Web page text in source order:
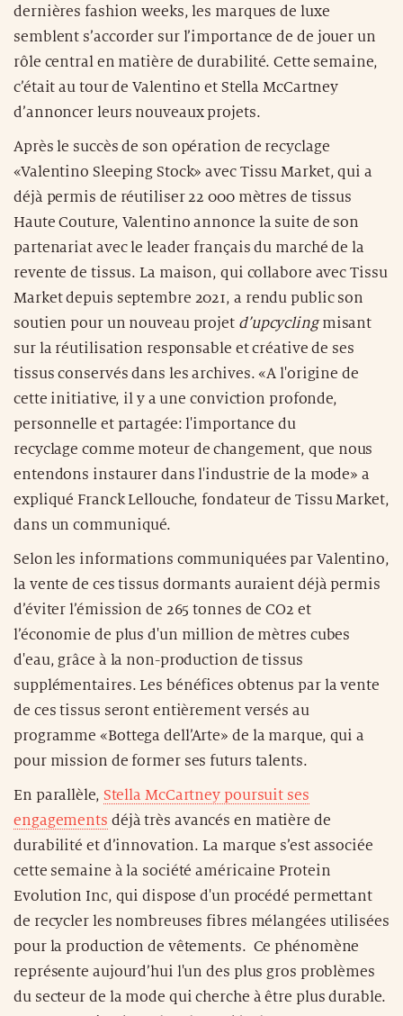
dernières fashion weeks, les marques de luxe
semblent s’accorder sur l’importance de de jouer un
rôle central en matière de durabilité. Cette semaine,
c’était au tour de Valentino et Stella McCartney
d’annoncer leurs nouveaux projets.
Après le succès de son opération de recyclage
«Valentino Sleeping Stock» avec Tissu Market, qui a
déjà permis de réutiliser 22 000 mètres de tissus
Haute Couture, Valentino annonce la suite de son
partenariat avec le leader français du marché de la
revente de tissus. La maison, qui collabore avec Tissu
Market depuis septembre 2021, a rendu public son
soutien pour un nouveau projet d’upcyclingmisant
sur la réutilisation responsable et créative de ses
tissus conservés dans les archives. «A l'origine de
cette initiative, il y a une conviction profonde,
personnelle et partagée: l'importance du
recyclage comme moteur de changement, que nous
entendons instaurer dans l'industrie de la mode» a
expliqué Franck Lellouche, fondateur de Tissu Market,
dans un communiqué.
Selon les informations communiquées par Valentino,
la vente de ces tissus dormants auraient déjà permis
d’éviter l’émission de 265 tonnes de CO2 et
l’économie de plus d'un million de mètres cubes
d'eau, grâce à la non-production de tissus
supplémentaires. Les bénéfices obtenus par la vente
de ces tissus seront entièrement versés au
programme «Bottega dell’Arte» de la marque, qui a
pour mission de former ses futurs talents.
En parallèle, Stella McCartney poursuit ses
engagements déjà très avancés en matière de
durabilité et d’innovation. La marque s’est associée
cette semaine à la société américaine Protein
Evolution Inc, qui dispose d'un procédé permettant
de recycler les nombreuses fibres mélangées utilisées
pour la production de vêtements. Ce phénomène
représente aujourd’hui l'un des plus gros problèmes
du secteur de la mode qui cherche à être plus durable.